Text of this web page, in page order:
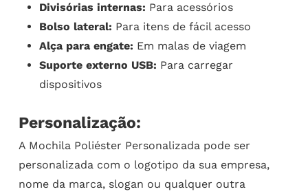
Divisórias internas: Para acessórios
Bolso lateral: Para itens de fácil acesso
Alça para engate: Em malas de viagem
Suporte externo USB: Para carregar
dispositivos
Personalização:
A Mochila Poliéster Personalizada pode ser
personalizada com o logotipo da sua empresa,
nome da marca, slogan ou qualquer outra